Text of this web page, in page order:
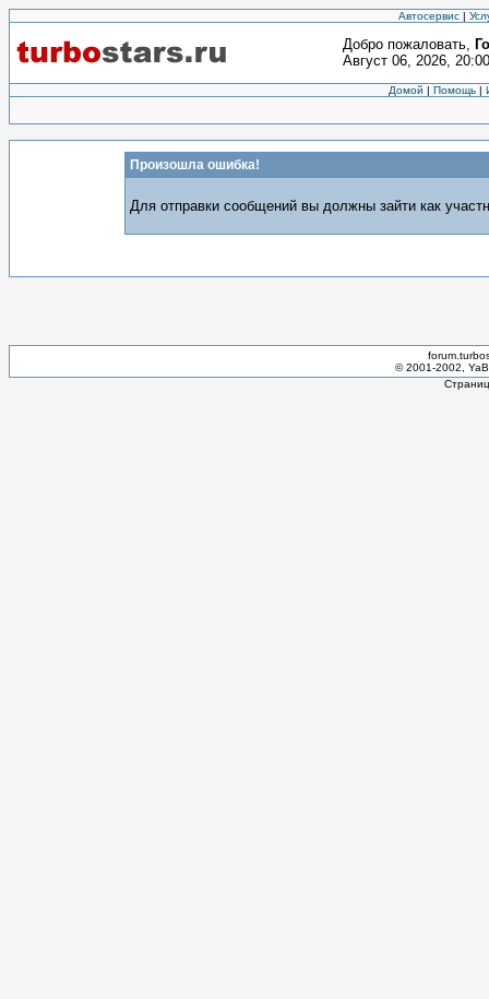
Автосервис |
Добро пожаловать,
Август 06, 2026,
Домой | Помощь |
Произошла ошибка!
Для отправки сообщений вы должны зайти как
© 2001-2002,